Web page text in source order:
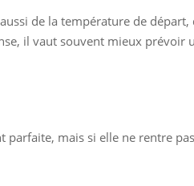
de la température de
il vaut souvent mieux
mais si elle ne rentre